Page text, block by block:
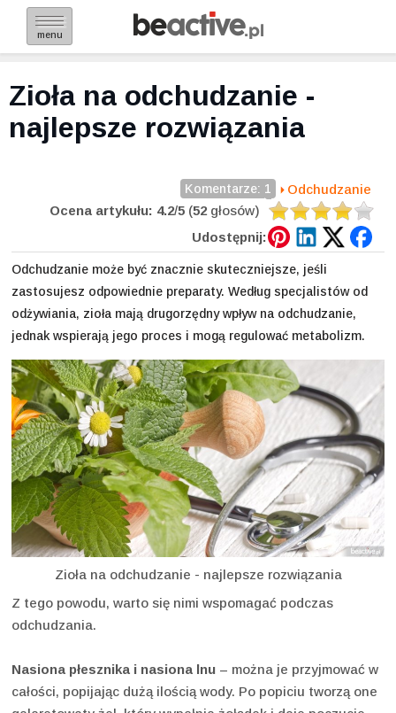
menu
Zioła na odchudzanie -
najlepsze rozwiązania
Odchudzanie
Komentarze: 1
Ocena artykułu: 4.2/5 (52 głosów)
Udostępnij:
Odchudzanie może być znacznie skuteczniejsze, jeśli
zastosujesz odpowiednie preparaty. Według specjalistów od
odżywiania, zioła mają drugorzędny wpływ na odchudzanie,
jednak wspierają jego proces i mogą regulować metabolizm.
Zioła na odchudzanie - najlepsze rozwiązania
Z tego powodu, warto się nimi wspomagać podczas
odchudzania.
Nasiona płesznika i nasiona lnu – można je przyjmować w
całości, popijając dużą ilością wody. Po popiciu tworzą one